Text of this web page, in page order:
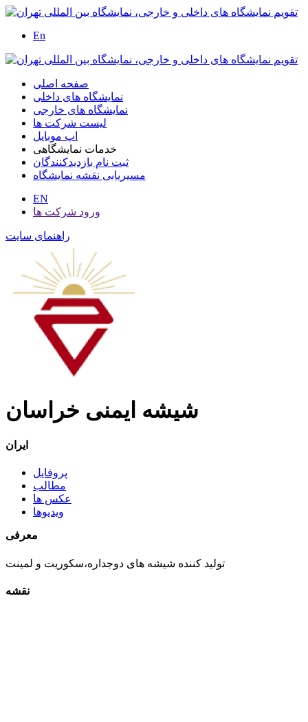
En
صفحه اصلی
نمایشگاه های داخلی
نمایشگاه های خارجی
لیست شرکت ها
اپ موبایل
خدمات نمایشگاهی
ثبت نام بازدیدکنندگان
مسیریابی نقشه نمایشگاه
EN
ورود شرکت ها
راهنمای سایت
شیشه ایمنی خراسان
ایران
پروفایل
مطالب
عکس ها
ویدیوها
معرفی
تولید کننده شیشه های دوجداره،سکوریت و لمینت
نقشه